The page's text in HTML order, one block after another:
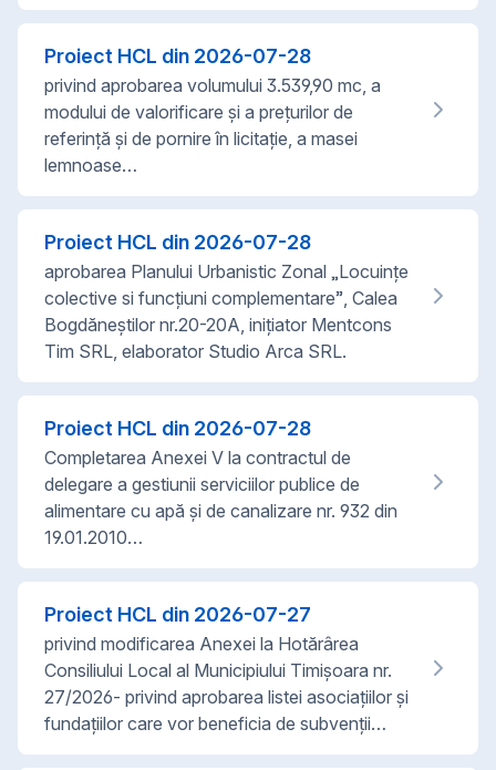
Proiect HCL din 2026-07-28
privind aprobarea volumului 3.539,90 mc, a
modului de valorificare și a prețurilor de
referință și de pornire în licitație, a masei
lemnoase…
Proiect HCL din 2026-07-28
aprobarea Planului Urbanistic Zonal „Locuințe
colective si funcțiuni complementare”, Calea
Bogdăneștilor nr.20-20A, inițiator Mentcons
Tim SRL, elaborator Studio Arca SRL.
Proiect HCL din 2026-07-28
Completarea Anexei V la contractul de
delegare a gestiunii serviciilor publice de
alimentare cu apă și de canalizare nr. 932 din
19.01.2010…
Proiect HCL din 2026-07-27
privind modificarea Anexei la Hotărârea
Consiliului Local al Municipiului Timișoara nr.
27/2026- privind aprobarea listei asociaţiilor și
fundaţiilor care vor beneficia de subvenții…